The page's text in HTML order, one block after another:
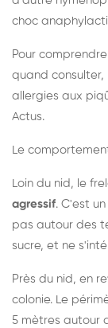
choc
Pour
quand consulter,
allergies aux
Actus.
Le
Loin du nid, le
agressif. C'est
pas autour des
sucre, et ne
Près du nid, en
colonie. Le
5 mètres autour